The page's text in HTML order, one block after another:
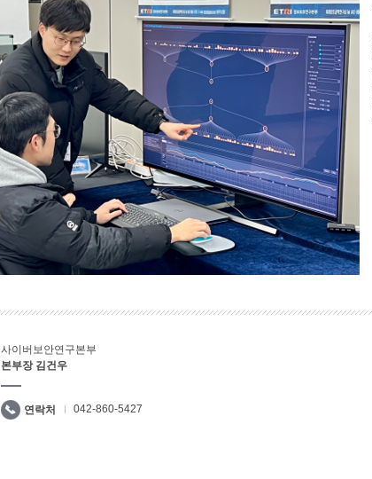
사이버보안연구본부
본부장 김건우
연락처 042-860-5427